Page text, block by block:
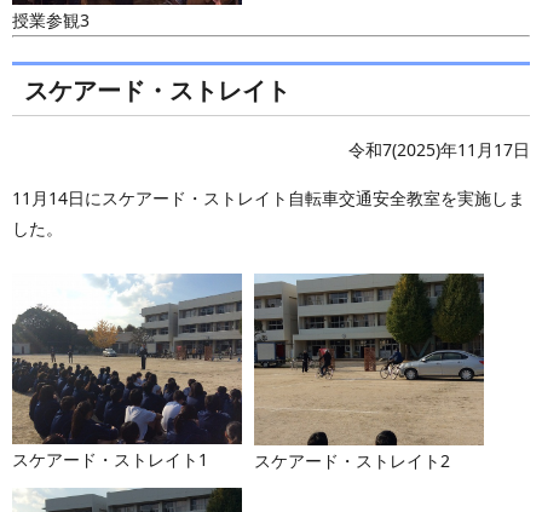
授業参観3
スケアード・ストレイト
令和7(2025)年11月17日
11月14日にスケアード・ストレイト自転車交通安全教室を実施しま
した。
スケアード・ストレイト1 スケアード・ストレイト2